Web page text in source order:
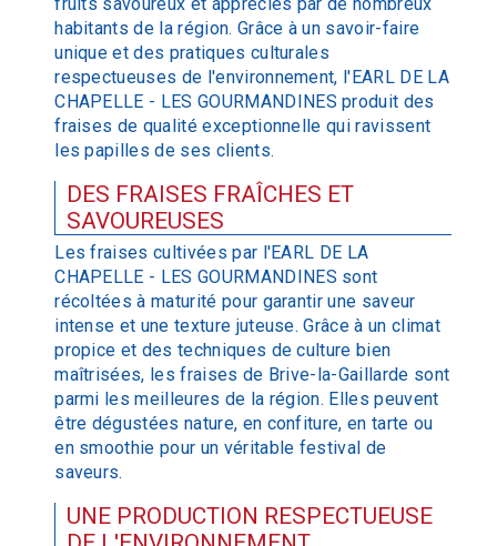
habitants de la région. Grâce à un savoir-faire
unique et des pratiques culturales
respectueuses de l'environnement, l'EARL DE LA
CHAPELLE - LES GOURMANDINES produit des
fraises de qualité exceptionnelle qui ravissent
les papilles de ses clients.
DES FRAISES FRAÎCHES ET
SAVOUREUSES
Les fraises cultivées par l'EARL DE LA
CHAPELLE - LES GOURMANDINES sont
récoltées à maturité pour garantir une saveur
intense et une texture juteuse. Grâce à un climat
propice et des techniques de culture bien
maîtrisées, les fraises de Brive-la-Gaillarde sont
parmi les meilleures de la région. Elles peuvent
être dégustées nature, en confiture, en tarte ou
en smoothie pour un véritable festival de
saveurs.
UNE PRODUCTION RESPECTUEUSE